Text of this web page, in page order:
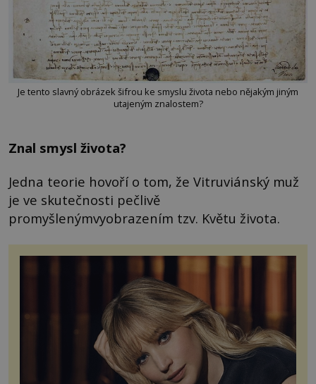
Je tento slavný obrázek šifrou ke smyslu života nebo nějakým jiným
utajeným znalostem?
Znal smysl života?
Jedna teorie hovoří o tom, že Vitruviánský muž
je ve skutečnosti pečlivě
promyšlenýmvyobrazením tzv. Květu života.